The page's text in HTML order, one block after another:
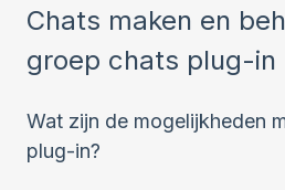
Chats maken en
groep chats plug-in
Wat zijn de mogelijkheden
plug-in?